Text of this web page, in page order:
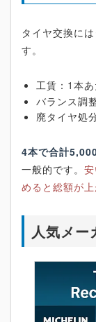
タイヤ交換に
す。
工賃：1本
バランス調
廃タイヤ処
4本で合計
一般的です。
めると総額が
人気メー